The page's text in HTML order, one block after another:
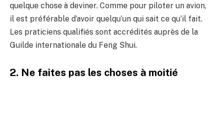
quelque chose à deviner. Comme pour piloter un avion,
il est préférable d’avoir quelqu’un qui sait ce qu’il fait.
Les praticiens qualifiés sont accrédités auprès de la
Guilde internationale du Feng Shui.
2. Ne faites pas les choses à moitié